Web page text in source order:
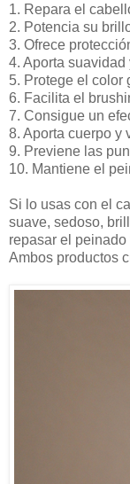
1. Repara el
2. Potencia su
3. Ofrece
4. Aporta suavidad
5. Protege el color
6. Facilita el
7. Consigue un
8. Aporta cuerpo y
9. Previene las
10. Mantiene el
Si lo usas con el
suave, sedoso,
repasar el peinado
Ambos productos